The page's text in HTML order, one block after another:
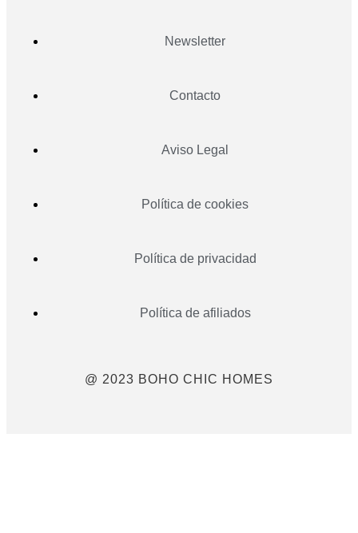
Newsletter
Contacto
Aviso Legal
Política de cookies
Política de privacidad
Política de afiliados
@ 2023 BOHO CHIC HOMES